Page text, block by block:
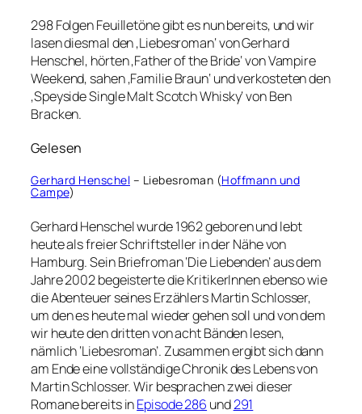
298 Folgen Feuilletöne gibt es nun bereits, und wir
lasen diesmal den ‚Liebesroman‘ von Gerhard
Henschel, hörten ‚Father of the Bride‘ von Vampire
Weekend, sahen ‚Familie Braun‘ und verkosteten den
‚Speyside Single Malt Scotch Whisky‘ von Ben
Bracken.
Gelesen
Gerhard Henschel – Liebesroman (Hoffmann und
Campe)
Gerhard Henschel wurde 1962 geboren und lebt
heute als freier Schriftsteller in der Nähe von
Hamburg. Sein Briefroman ‘Die Liebenden’ aus dem
Jahre 2002 begeisterte die KritikerInnen ebenso wie
die Abenteuer seines Erzählers Martin Schlosser,
um den es heute mal wieder gehen soll und von dem
wir heute den dritten von acht Bänden lesen,
nämlich ‘Liebesroman’. Zusammen ergibt sich dann
am Ende eine vollständige Chronik des Lebens von
Martin Schlosser. Wir besprachen zwei dieser
Romane bereits inEpisode 286 und291